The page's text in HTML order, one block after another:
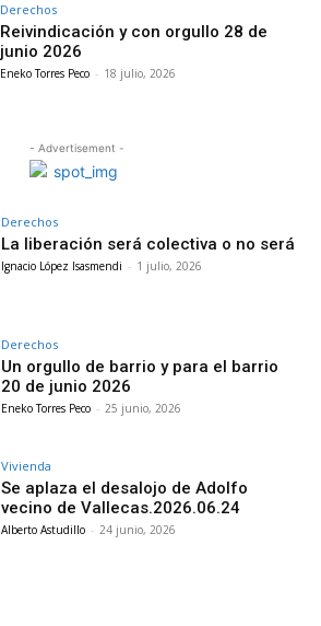
Derechos
Reivindicación y con orgullo 28 de
junio 2026
Eneko Torres Peco - 18 julio, 2026
- Advertisement -
Derechos
La liberación será colectiva o no será
Ignacio López Isasmendi - 1 julio, 2026
Derechos
Un orgullo de barrio y para el barrio
20 de junio 2026
Eneko Torres Peco - 25 junio, 2026
Vivienda
Se aplaza el desalojo de Adolfo
vecino de Vallecas.2026.06.24
Alberto Astudillo - 24 junio, 2026